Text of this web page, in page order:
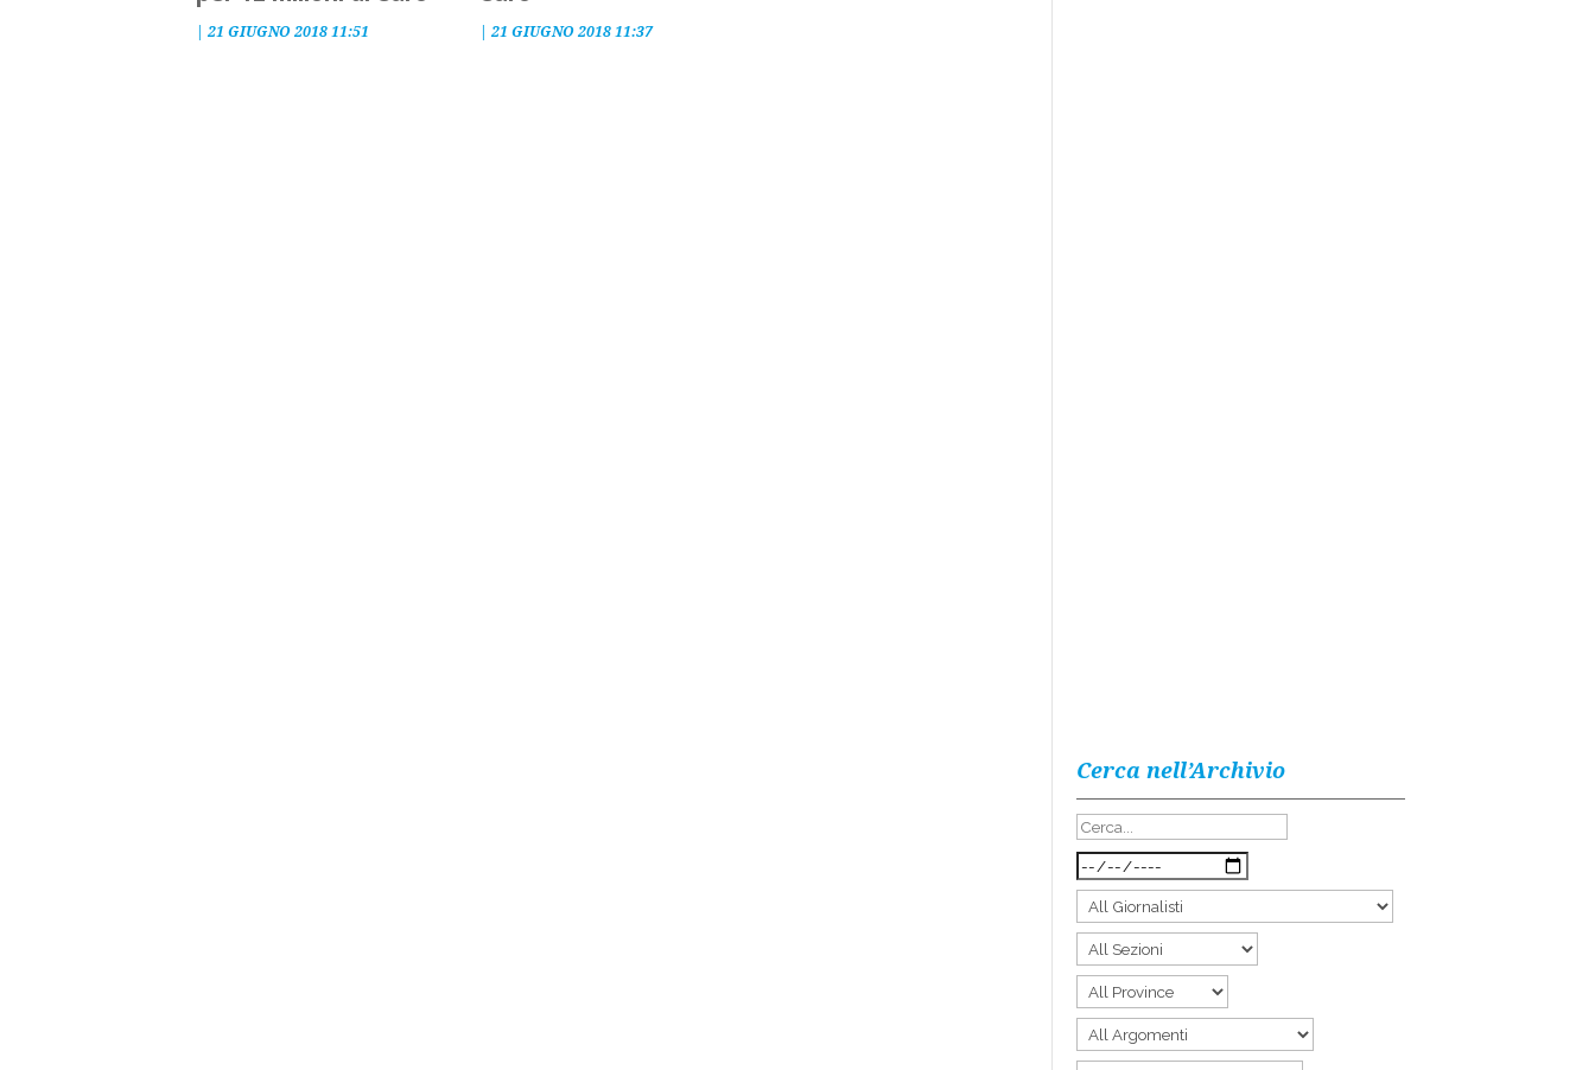
| 21 GIUGNO 2018 11:51 |21 GIUGNO 2018 11:37
Cerca nell’Archivio